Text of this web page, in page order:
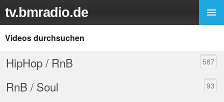
tv.bmradio.de
Videos durchsuchen
HipHop / RnB 587
RnB / Soul 93